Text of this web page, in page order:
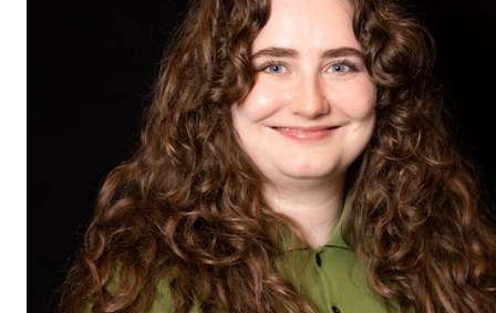
Departments and Disciplines
CREMAH
NordART
Projects